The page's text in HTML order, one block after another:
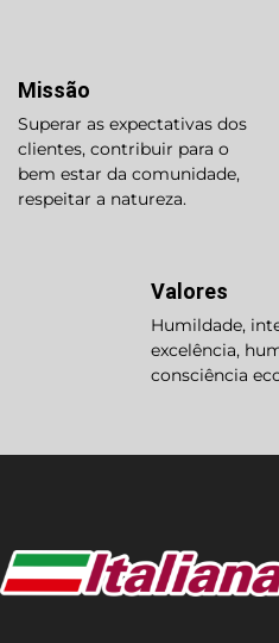
Missão
Superar as expectativas dos
clientes, contribuir para o
bem estar da comunidade,
respeitar a natureza.
Valores
Humildade,
excelência,
consciência